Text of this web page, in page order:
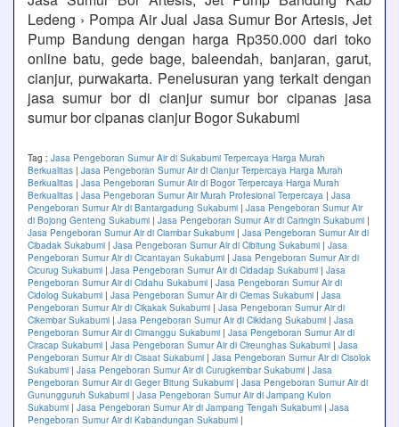
Ledeng › Pompa Air Jual Jasa Sumur Bor Artesis, Jet
Pump Bandung dengan harga Rp350.000 dari toko
online batu, gede bage, baleendah, banjaran, garut,
cianjur, purwakarta. Penelusuran yang terkait dengan
jasa sumur bor di cianjur sumur bor cipanas jasa
sumur bor cipanas cianjur Bogor Sukabumi
Tag : Jasa Pengeboran Sumur Air di Sukabumi Terpercaya Harga Murah
Berkualitas | Jasa Pengeboran Sumur Air di Cianjur Terpercaya Harga Murah
Berkualitas | Jasa Pengeboran Sumur Air di Bogor Terpercaya Harga Murah
Berkualitas | Jasa Pengeboran Sumur Air Murah Profesional Terpercaya | Jasa
Pengeboran Sumur Air di Bantargadung Sukabumi | Jasa Pengeboran Sumur Air
di Bojong Genteng Sukabumi | Jasa Pengeboran Sumur Air di Caringin Sukabumi |
Jasa Pengeboran Sumur Air di Ciambar Sukabumi | Jasa Pengeboran Sumur Air di
Cibadak Sukabumi | Jasa Pengeboran Sumur Air di Cibitung Sukabumi | Jasa
Pengeboran Sumur Air di Cicantayan Sukabumi | Jasa Pengeboran Sumur Air di
Cicurug Sukabumi | Jasa Pengeboran Sumur Air di Cidadap Sukabumi | Jasa
Pengeboran Sumur Air di Cidahu Sukabumi | Jasa Pengeboran Sumur Air di
Cidolog Sukabumi | Jasa Pengeboran Sumur Air di Ciemas Sukabumi | Jasa
Pengeboran Sumur Air di Cikakak Sukabumi | Jasa Pengeboran Sumur Air di
Cikembar Sukabumi | Jasa Pengeboran Sumur Air di Cikidang Sukabumi | Jasa
Pengeboran Sumur Air di Cimanggu Sukabumi | Jasa Pengeboran Sumur Air di
Ciracap Sukabumi | Jasa Pengeboran Sumur Air di Cireunghas Sukabumi | Jasa
Pengeboran Sumur Air di Cisaat Sukabumi | Jasa Pengeboran Sumur Air di Cisolok
Sukabumi | Jasa Pengeboran Sumur Air di Curugkembar Sukabumi | Jasa
Pengeboran Sumur Air di Geger Bitung Sukabumi | Jasa Pengeboran Sumur Air di
Gunungguruh Sukabumi | Jasa Pengeboran Sumur Air di Jampang Kulon
Sukabumi | Jasa Pengeboran Sumur Air di Jampang Tengah Sukabumi | Jasa
Pengeboran Sumur Air di Kabandungan Sukabumi |